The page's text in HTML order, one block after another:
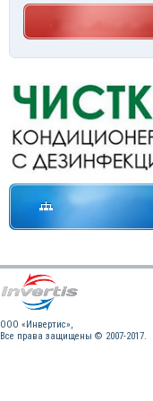
OOO «Инвертис»,
Все права защищены © 2007-2017.